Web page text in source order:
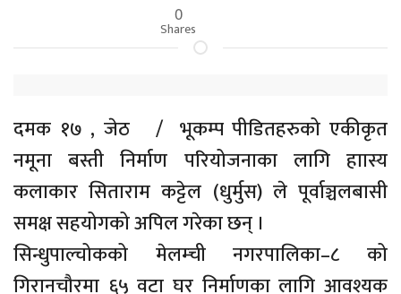
0
Shares
दमक १७ , जेठ / भूकम्प पीडितहरुको एकीकृत
नमूना बस्ती निर्माण परियोजनाका लागि हाास्य
कलाकार सिताराम कट्टेल (धुर्मुस) ले पूर्वाञ्चलबासी
समक्ष सहयोगको अपिल गरेका छन् ।
सिन्धुपाल्चोकको मेलम्ची नगरपालिका–८ को
गिरानचौरमा ६५ वटा घर निर्माणका लागि आवश्यक